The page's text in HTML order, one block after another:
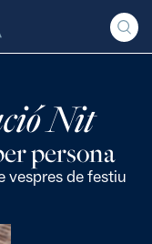
Nit
persona
vespres de festiu